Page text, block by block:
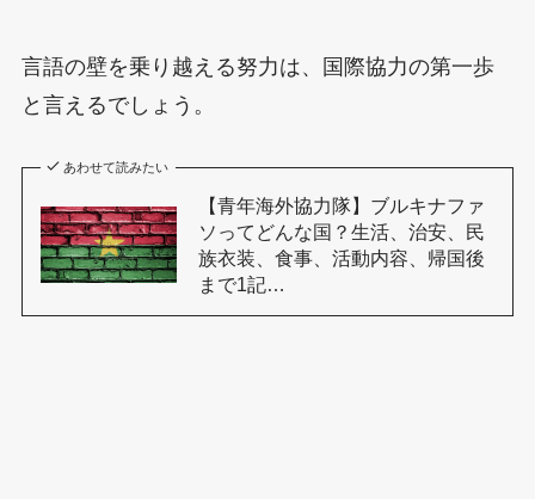
言語の壁を乗り越える努力は、国際協力の第一歩
と言えるでしょう。
あわせて読みたい
【青年海外協力隊】ブルキナファ
ソってどんな国？生活、治安、民
族衣装、食事、活動内容、帰国後
まで1記…